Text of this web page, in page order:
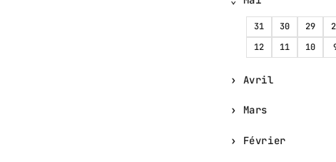
31 30 29
12
11 10
Avril
Mars
Février